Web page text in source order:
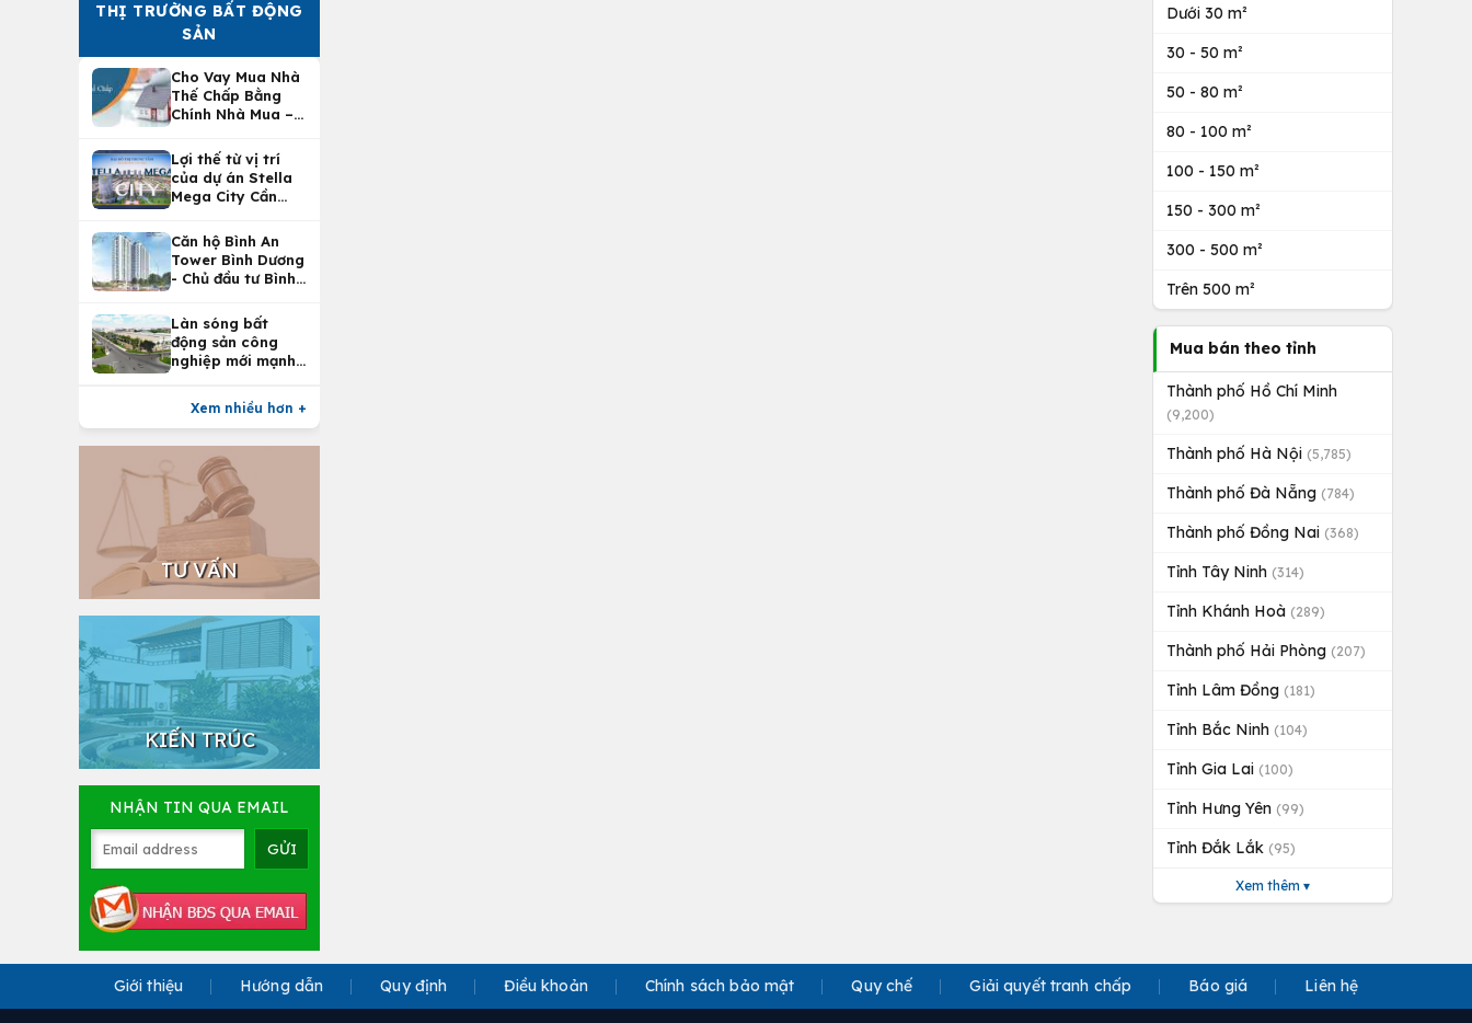
THỊ TRƯỜNG BẤT ĐỘNG
SẢN
Cho Vay Mua Nhà
Thế Chấp Bằng
Chính Nhà Mua –
Nhà Tại
Vietcombank
Lợi thế từ vị trí
của dự án Stella
Mega City Cần
Căn hộ Bình An
Tower Bình Dương
- Chủ đầu tư Bình
Làn sóng bất
động sản công
nghiệp mới mạnh
Xem nhiều hơn +
TƯ VẤN
KIẾN TRÚC
NHẬN TIN QUA EMAIL
Dưới 30 m²
30 - 50 m²
50 - 80 m²
80 - 100 m²
100 - 150 m²
150 - 300 m²
300 - 500 m²
Trên 500 m²
Mua bán theo tỉnh
Thành phố Hồ Chí Minh
(9,200)
Thành phố Hà Nội (5,785)
Thành phố Đà Nẵng (784)
Thành phố Đồng Nai (368)
Tỉnh Tây Ninh (314)
Tỉnh Khánh Hoà (289)
Thành phố Hải Phòng (207)
Tỉnh Lâm Đồng (181)
Tỉnh Bắc Ninh (104)
Tỉnh Gia Lai (100)
Tỉnh Hưng Yên (99)
Tỉnh Đắk Lắk (95)
Xem thêm ▾
Giới thiệu Hướng dẫn Quy định Điều khoản Chính sách bảo mật Quy chế Giải quyết tranh chấp Báo giá Liên hệ